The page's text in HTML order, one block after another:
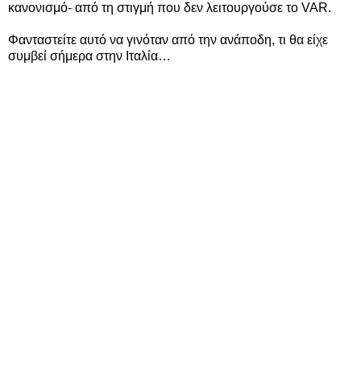
κανονισμό- από τη στιγμή που δεν λειτουργούσε το VAR.
Φανταστείτε αυτό να γινόταν από την ανάποδη, τι θα είχε
συμβεί σήμερα στην Ιταλία…